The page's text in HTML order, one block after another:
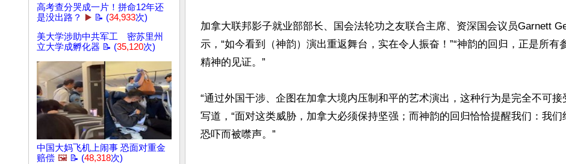
高考查分哭成一片！拼命12年还
是没出路？
▶️ 📝 (34,933次)
美大学涉助中共军工 密苏里州
立大学成孵化器 📝 (35,120次)
中国大妈飞机上闹事 恐面对重金
赔偿 🖼️ 📝 (48,318次)
加拿大联邦影子就业部部长、国会法轮功之友联合主席、资深国会议员Garnett
示，“如今看到（神韵）演出重返舞台，实在令人振奋！”“神韵的回归，正是所有
精神的见证。”
“通过外国干涉、企图在加拿大境内压制和平的艺术演出，这种行为是完全不可接
写道，“面对这类威胁，加拿大必须保持坚强；而神韵的回归恰恰提醒我们：我们
恐吓而被噤声。”